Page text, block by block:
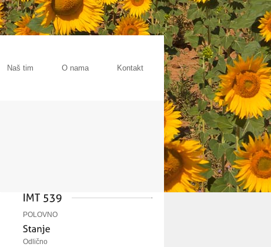
Naš tim O nama Kontakt
POLOVNO
Odlično